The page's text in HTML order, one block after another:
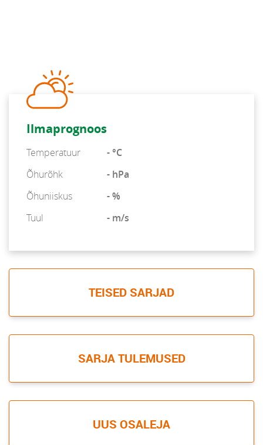
Ilmaprognoos
Temperatuur
- °C
Õhurõhk
- hPa
Õhuniiskus
- %
Tuul
- m/s
TEISED SARJAD
SARJA TULEMUSED
UUS OSALEJA